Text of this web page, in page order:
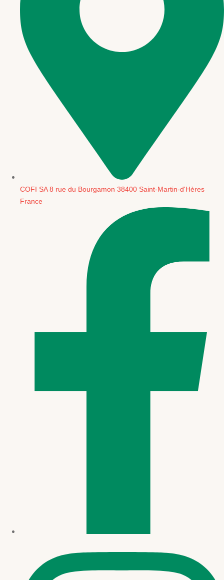
COFI SA 8 rue du Bourgamon 38400 Saint-Martin-d'Hères
France